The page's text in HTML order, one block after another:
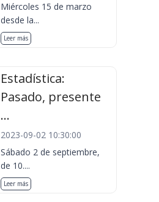
Miércoles 15 de marzo
desde la...
Leer más
Estadística:
Pasado, presente
...
2023-09-02 10:30:00
Sábado 2 de septiembre,
de 10....
Leer más